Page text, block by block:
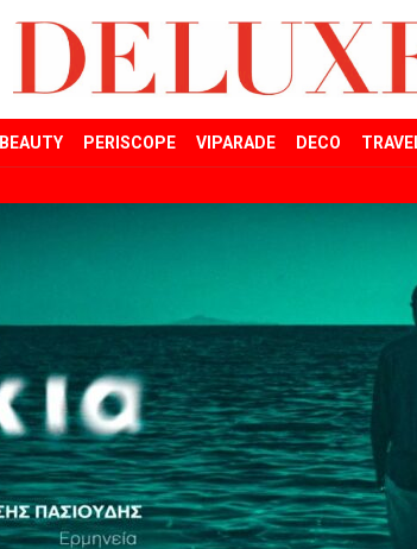
BEAUTY PERISCOPE VIPARADE DECO